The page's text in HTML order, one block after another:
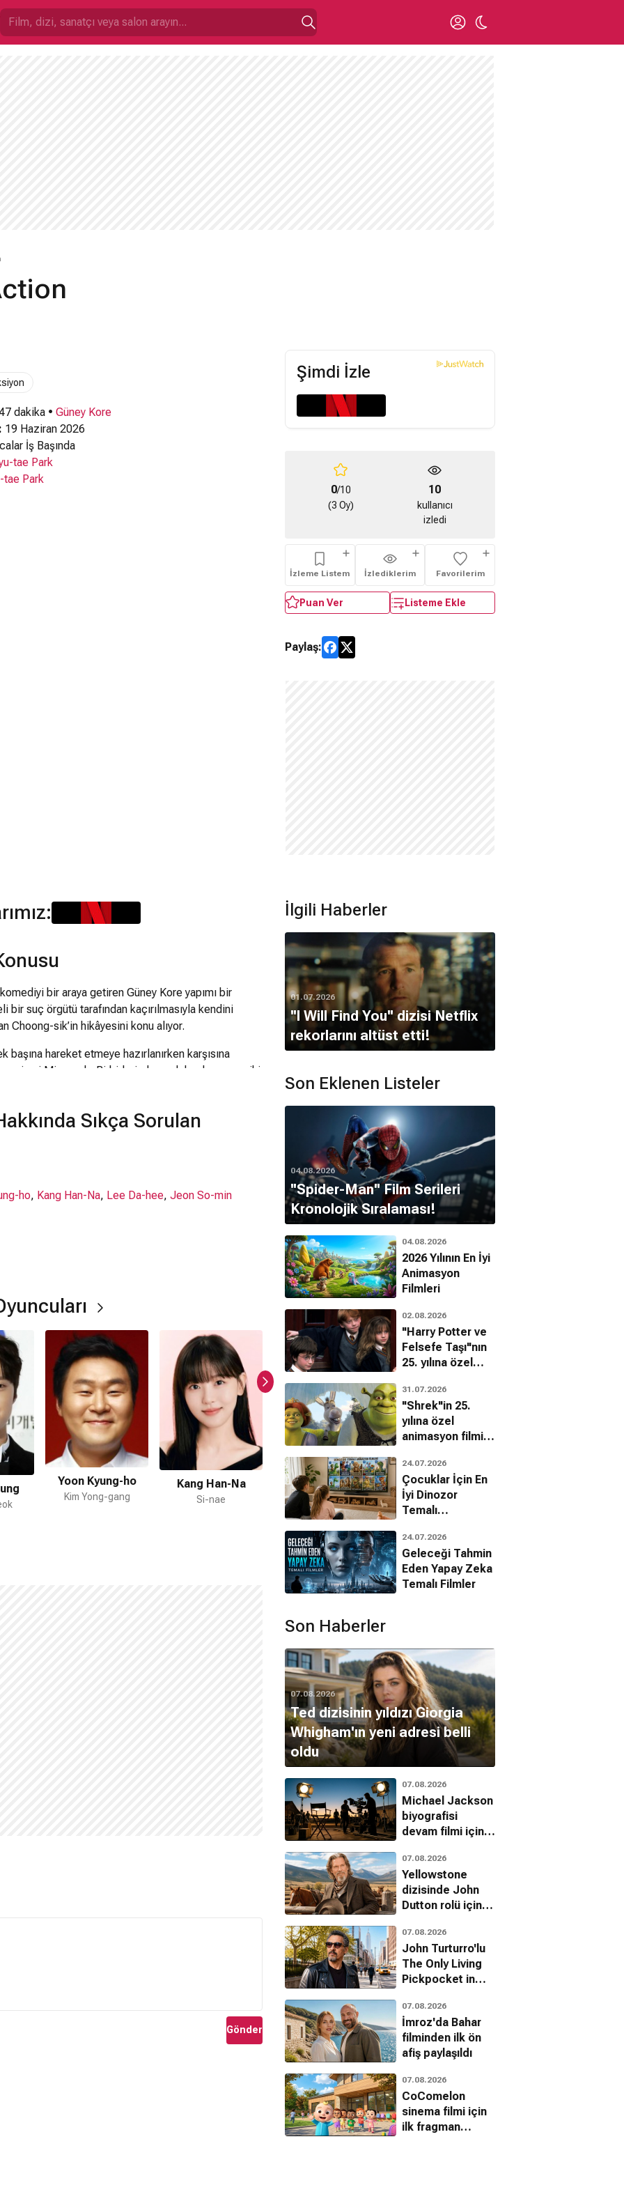
dakika • Güney Kore
19 Haziran 2026
İş Başında
tae Park
tae Park
Şimdi İzle
0/10
(3 Oy)
10
kullanıcı
izledi
İzleme Listem İzlediklerim Favorilerim
Puan Ver Listeme Ekle
Paylaş:
bir araya getiren Güney Kore yapımı bir
suç örgütü tarafından kaçırılmasıyla kendini
Choong-sik’in hikâyesini konu alıyor.
hareket etmeye hazırlanırken karşısına
yeni eşi Min-seok. Birbirlerinden pek hoşlanmayan iki
hem suç örgütüyle mücadele etmek hem de
bir dille ekrana taşıyor.
Sıkça Sorulan
ho, Kang Han-Na, Lee Da-hee, Jeon So-min
var?
Yoon Kyung-ho
Kim Yong-gang
Kang Han-Na
Si-nae
Lee Da-hee
Hye Ran
Jeon So-min
Cho Ah-ra
Gönder
İlgili Haberler
01.07.2026
''I Will Find You'' dizisi Netflix
rekorlarını altüst etti!
Son Eklenen Listeler
04.08.2026
''Spider-Man'' Film Serileri
Kronolojik Sıralaması!
04.08.2026
2026 Yılının En İyi
Animasyon
Filmleri
02.08.2026
"Harry Potter ve
Felsefe Taşı"nın
25. yılına özel
bilinmeyenleri!
31.07.2026
"Shrek"in 25.
yılına özel
animasyon filmin
24.07.2026
Çocuklar İçin En
İyi Dinozor
Temalı
Filmleri
24.07.2026
Geleceği Tahmin
Eden Yapay Zeka
Temalı Filmler
Son Haberler
07.08.2026
Ted dizisinin yıldızı Giorgia
Whigham'ın yeni adresi belli
oldu
07.08.2026
Michael Jackson
biyografisi
devam filmi için
belli oldu
07.08.2026
Yellowstone
dizisinde John
Dutton rolü için
Bridges'mış
07.08.2026
John Turturro'lu
The Only Living
Pickpocket in
fragman geldi
07.08.2026
İmroz'da Bahar
filminden ilk ön
afiş paylaşıldı
07.08.2026
CoComelon
sinema filmi için
ilk fragman